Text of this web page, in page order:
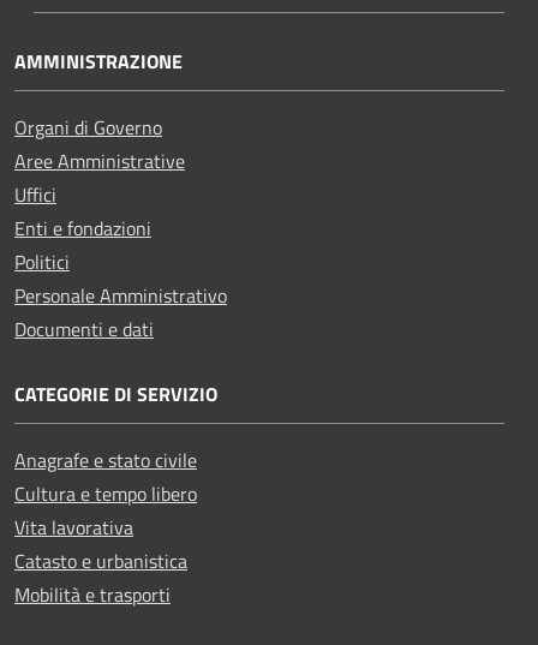
AMMINISTRAZIONE
Organi di Governo
Aree Amministrative
Uffici
Enti e fondazioni
Politici
Personale Amministrativo
Documenti e dati
CATEGORIE DI SERVIZIO
Anagrafe e stato civile
Cultura e tempo libero
Vita lavorativa
Catasto e urbanistica
Mobilità e trasporti